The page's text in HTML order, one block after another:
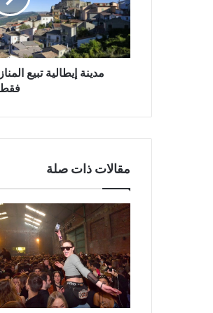
يورو
واحد
فقط
مدينة إيطالية تبيع
فقط
مقالات ذات صلة